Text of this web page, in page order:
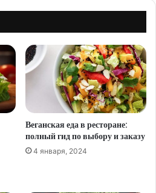
Веганская еда в ресторане:
полный гид по выбору и заказу
4 января, 2024